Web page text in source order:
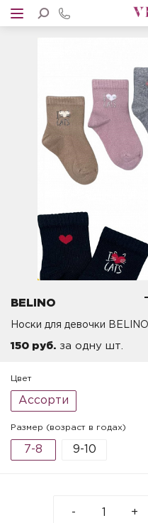
BELINO
Носки для девочки
150 руб. за одну шт.
Цвет
Ассорти
Размер (возраст в годах)
7-8 9-10
- +